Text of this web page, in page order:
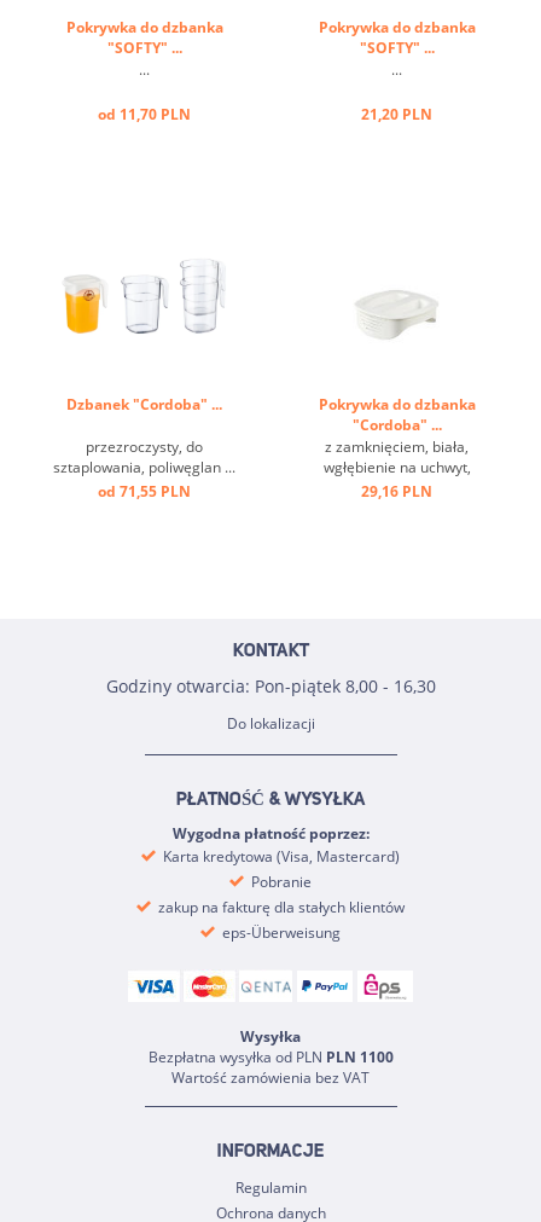
Pokrywka do dzbanka
"SOFTY" ...
...
od 11,70 PLN
Pokrywka do dzbanka
"SOFTY" ...
...
21,20 PLN
Dzbanek "Cordoba" ...
przezroczysty, do
sztaplowania, poliwęglan ...
od 71,55 PLN
Pokrywka do dzbanka
"Cordoba" ...
z zamknięciem, biała,
wgłębienie na uchwyt,
tworzywo sztuczne ...
29,16 PLN
KONTAKT
Godziny otwarcia: Pon-piątek 8,00 - 16,30
Do lokalizacji
PŁATNOŚĆ & WYSYŁKA
Wygodna płatność poprzez:
Karta kredytowa (Visa, Mastercard)
Pobranie
zakup na fakturę dla stałych klientów
eps-Überweisung
Wysyłka
Bezpłatna wysyłka od PLN PLN 1100
Wartość zamówienia bez VAT
INFORMACJE
Regulamin
Ochrona danych